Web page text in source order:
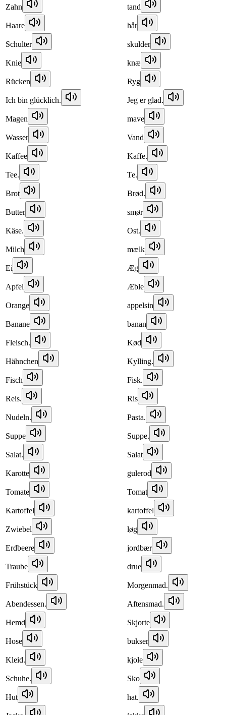
Zahn tand
Haare hår
Schulter skulder
Knie knæ
Rücken Ryg
Ich bin glücklich. Jeg er glad.
Magen mave
Wasser Vand
Kaffee Kaffe.
Tee. Te.
Brot Brød.
Butter smør
Käse. Ost.
Milch mælk
Ei Æg
Apfel Æble
Orange appelsin
Banane banan
Fleisch. Kød
Hähnchen Kylling.
Fisch Fisk.
Reis. Ris
Nudeln. Pasta.
Suppe Suppe.
Salat. Salat
Karotte gulerod
Tomate Tomat
Kartoffel kartoffel
Zwiebel løg
Erdbeere jordbær
Traube drue
Frühstück Morgenmad.
Abendessen. Aftensmad.
Hemd Skjorte
Hose bukser
Kleid. kjole
Schuhe. Sko
Hut hat.